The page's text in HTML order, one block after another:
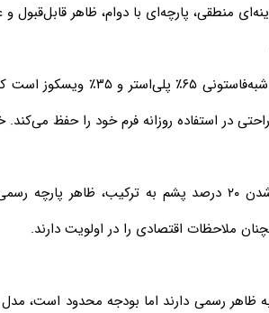
منطقی، پارچه‌ای با دوام، ظاهر
محصول شاخص کوکما،
در استفاده روزانه فرم خود را حفظ
در این مدل، با اضافه شدن ۲۰ درصد پشم به
ملاحظات اقتصادی را در اولویت دارند.